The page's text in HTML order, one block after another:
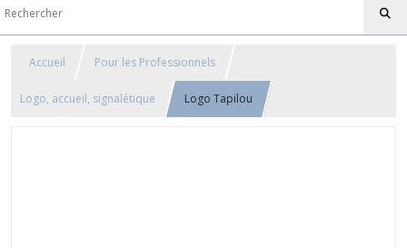
Accueil Pour les Professionnels
Logo, accueil, signalétique Logo Tapilou